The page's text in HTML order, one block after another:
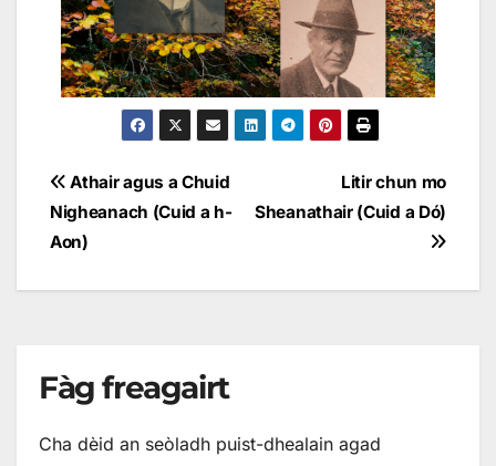
Litir chun mo
Sheanathair (Cuid a Dó)
Athair agus a Chuid
Nigheanach (Cuid a h-
Aon)
Fàg freagairt
Cha dèid an seòladh puist-dhealain agad